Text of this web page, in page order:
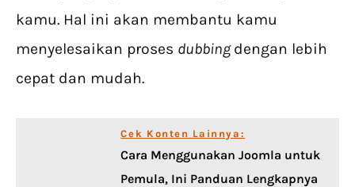
kamu. Hal ini akan membantu kamu
menyelesaikan proses dubbingdengan lebih
cepat dan mudah.
Cek Konten Lainnya:
Cara Menggunakan Joomla untuk
Pemula, Ini Panduan Lengkapnya